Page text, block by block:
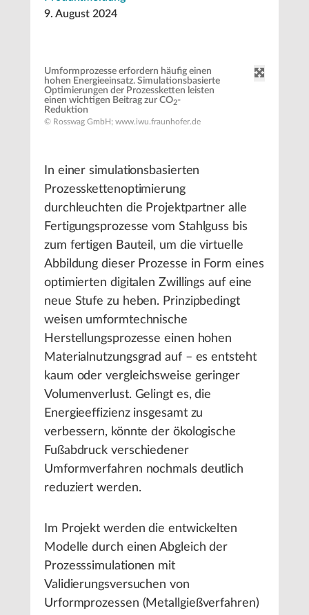
9. August 2024
Umformprozesse erfordern häufig einen
hohen Energieeinsatz. Simulationsbasierte
Optimierungen der Prozessketten leisten
einen wichtigen Beitrag zur CO2-
Reduktion
© Rosswag GmbH; www.iwu.fraunhofer.de
In einer simulationsbasierten
Prozesskettenoptimierung
durchleuchten die Projektpartner alle
Fertigungsprozesse vom Stahlguss bis
zum fertigen Bauteil, um die virtuelle
Abbildung dieser Prozesse in Form eines
optimierten digitalen Zwillings auf eine
neue Stufe zu heben. Prinzipbedingt
weisen umformtechnische
Herstellungsprozesse einen hohen
Materialnutzungsgrad auf – es entsteht
kaum oder vergleichsweise geringer
Volumenverlust. Gelingt es, die
Energieeffizienz insgesamt zu
verbessern, könnte der ökologische
Fußabdruck verschiedener
Umformverfahren nochmals deutlich
reduziert werden.
Im Projekt werden die entwickelten
Modelle durch einen Abgleich der
Prozesssimulationen mit
Validierungsversuchen von
Urformprozessen (Metallgießverfahren)